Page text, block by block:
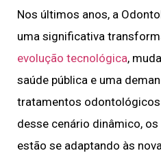
Nos últimos anos, a
uma significativa
evolução tecnológica,
saúde pública e uma
tratamentos odontológicos
desse cenário dinâmico,
estão se adaptando às